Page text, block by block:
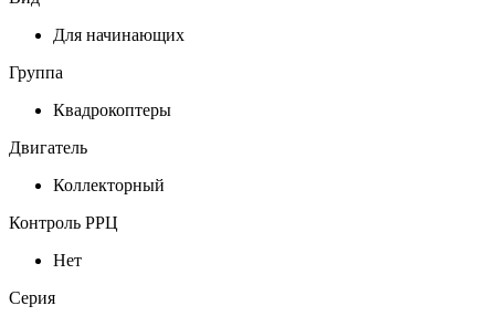
Для начинающих
Группа
Квадрокоптеры
Двигатель
Коллекторный
Контроль РРЦ
Нет
Серия